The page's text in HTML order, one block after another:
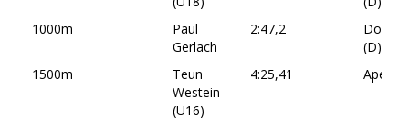
1000m
Paul
Gerlach
2:47,2
(D)
1500m
Teun
Westein
(U16)
4:25,41